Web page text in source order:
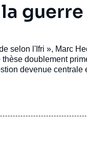
guerre
selon l'Ifri », Marc
doublement
devenue